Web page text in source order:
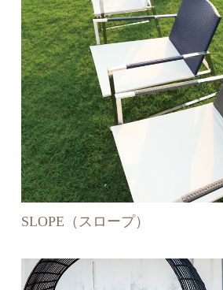
SLOPE（スロープ）